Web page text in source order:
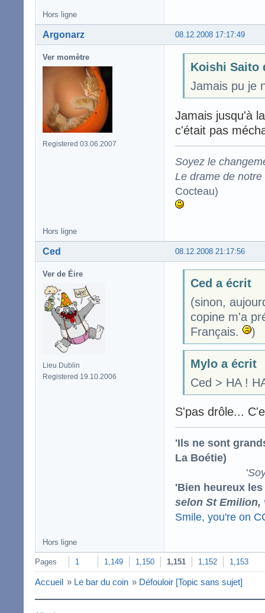
Hors ligne
08.12.2008 17:17:49
Argonarz
Ver momètre
Registered 03.06.2007
Koishi Saito
Jamais pu je
Jamais jusqu'à
c'était pas
Soyez le
Le drame de
Cocteau)
Hors ligne
08.12.2008 21:17:56
Ced
Ver de Éire
Lieu Dublin
Registered 19.10.2006
Ced a écrit
(sinon,
copine m'a
Français.
)
Mylo a écrit
Ced > HA !
S'pas drôle...
'Ils ne sont
La Boétie)
'
'Bien heureux
selon St Emilion,
Smile, you're on
Hors ligne
Pages 1 1,149 1,150 1,151 1,152 1,153
Accueil » Le bar du coin » Défouloir [Topic sans sujet]